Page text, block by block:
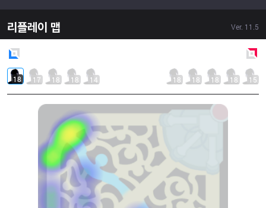
리플레이 맵 Ver. 11.5
18 17 18 18 14 18 18 18 18 15